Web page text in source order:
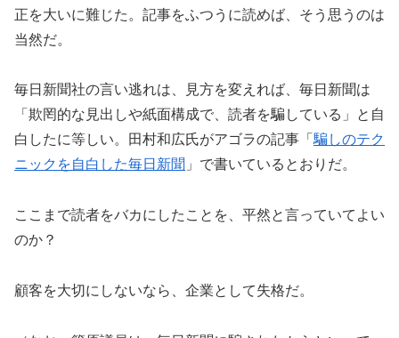
正を大いに難じた。記事をふつうに読めば、そう思うのは
当然だ。
毎日新聞社の言い逃れは、見方を変えれば、毎日新聞は
「欺罔的な見出しや紙面構成で、読者を騙している」と自
白したに等しい。田村和広氏がアゴラの記事「 騙しのテク
ニックを自白した毎日新聞 」で書いているとおりだ。
ここまで読者をバカにしたことを、平然と言っていてよい
のか？
顧客を大切にしないなら、企業として失格だ。